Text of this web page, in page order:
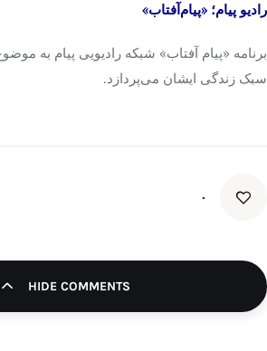
رادیو پیام؛ «پیام‌آفتاب»
برنامه «پیام آفتاب» شبکه رادیویی پیام به
سبک زندگی ایشان می‌پردازد.
۰
HIDE COMMENTS